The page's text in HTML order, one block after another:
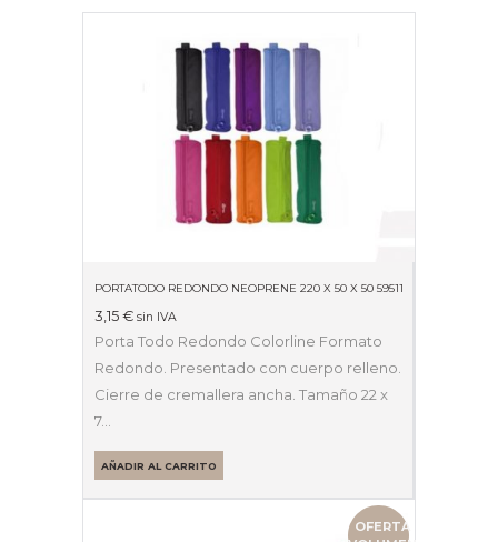
PORTATODO REDONDO NEOPRENE 220 X 50 X 50 59511
3,15 € sin IVA
Porta Todo Redondo Colorline Formato
Redondo. Presentado con cuerpo relleno.
Cierre de cremallera ancha. Tamaño 22 x
7…
AÑADIR AL CARRITO
OFERTA